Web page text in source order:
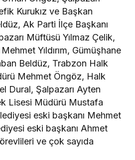
Kurukız ve Başkan
Ak Parti İlçe Başkanı
Müftüsü Yılmaz Çelik,
Yıldırım, Gümüşhane
Beldüz, Trabzon Halk
Mehmet Öngöz, Halk
Dural, Şalpazarı Ayten
Lisesi Müdürü Mustafa
eski başkanı Mehmet
eski başkanı Ahmet
ve çok sayıda